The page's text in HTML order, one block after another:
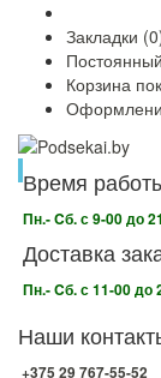
Закладки
Корзина
Время
Пн.- Cб. с 9-00 до
Доставка
Пн.- Cб. с 11-00 до
Наши
+375 29 767-55-52